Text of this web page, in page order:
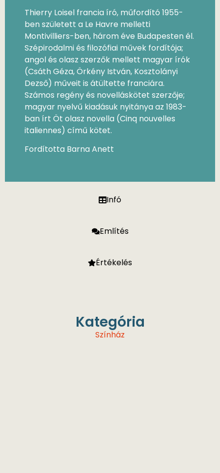
Infó
Említés
Értékelés
Thierry Loisel francia író, műfordító 1955-
ben született a Le Havre melletti
Montivilliers-ben, három éve Budapesten él.
Szépirodalmi és filozófiai művek fordítója;
angol és olasz szerzők mellett magyar írók
(Csáth Géza, Örkény István, Kosztolányi
Dezső) műveit is átültette franciára.
Számos regény és novelláskötet szerzője;
magyar nyelvű kiadásuk nyitánya az 1983-
ban írt Öt olasz novella (Cinq nouvelles
italiennes) című kötet.
Fordította Barna Anett
Kategória
Színház